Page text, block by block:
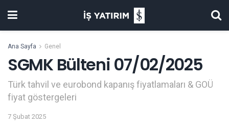
Ana Sayfa Genel
SGMK Bülteni 07/02/2025
Türk tahvil ve eurobond kapanış fiyatlamaları & GOÜ
fiyat göstergeleri
7 Şubat 2025